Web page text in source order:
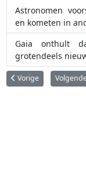
Astronomen
en kometen in
Gaia onthult
grotendeels
Vorig artikel:
Vorige